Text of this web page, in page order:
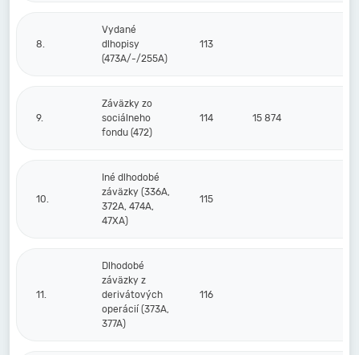
8.
Vydané
dlhopisy
(473A/-/255A)
113
9.
Záväzky zo
sociálneho
fondu (472)
114 15 874
10.
Iné dlhodobé
záväzky (336A,
372A, 474A,
47XA)
115
11.
Dlhodobé
záväzky z
derivátových
operácií (373A,
377A)
116